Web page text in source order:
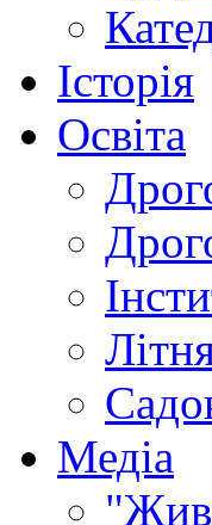
Історія
Освіта
Медіа